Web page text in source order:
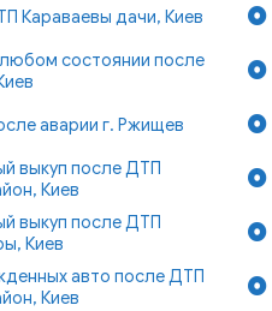
Караваевы дачи, Киев
состоянии после
аварии г. Ржищев
выкуп после ДТП
Киев
выкуп после ДТП
Киев
авто после ДТП
Киев